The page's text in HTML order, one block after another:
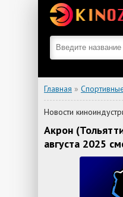
Главная »
Новости
Акрон
августа 2025